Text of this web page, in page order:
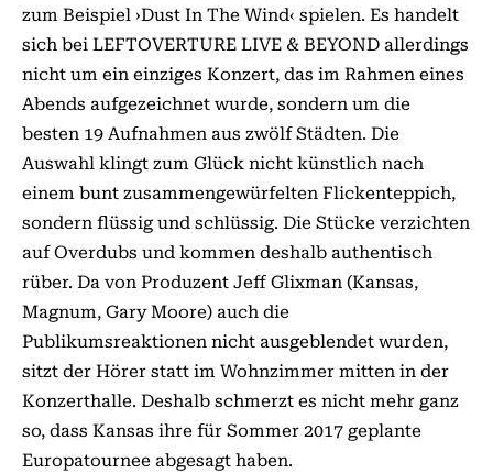
zum Beispiel ›Dust In The Wind‹ spielen. Es handelt
sich bei LEFTOVERTURE LIVE & BEYOND allerdings
nicht um ein einziges Konzert, das im Rahmen eines
Abends aufgezeichnet wurde, sondern um die
besten 19 Aufnahmen aus zwölf Städten. Die
Auswahl klingt zum Glück nicht künstlich nach
einem bunt zusammengewürfelten Flickenteppich,
sondern flüssig und schlüssig. Die Stücke verzichten
auf Overdubs und kommen deshalb authentisch
rüber. Da von Produzent Jeff Glixman (Kansas,
Magnum, Gary Moore) auch die
Publikumsreaktionen nicht ausgeblendet wurden,
sitzt der Hörer statt im Wohnzimmer mitten in der
Konzerthalle. Deshalb schmerzt es nicht mehr ganz
so, dass Kansas ihre für Sommer 2017 geplante
Europatournee abgesagt haben.